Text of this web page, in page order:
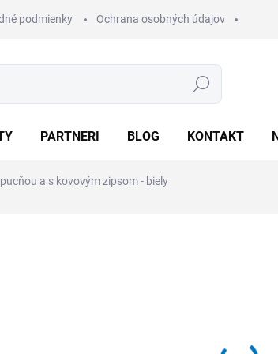
podmienky Ochrana osobných údajov
Hľadať
PARTNERI BLOG KONTAKT
a s kovovým zipsom - biely